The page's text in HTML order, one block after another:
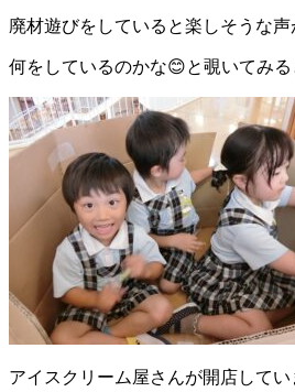
廃材遊びをしていると楽しそうな声
何をしているのかな😊と覗いてみる
アイスクリーム屋さんが開店してい